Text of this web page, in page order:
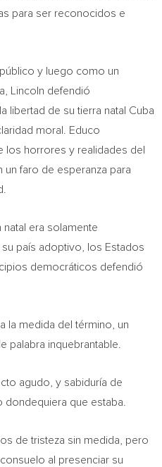
para ser reconocidos e
y luego como un
Lincoln defendió
libertad de su tierra natal Cuba
moral. Educo
los horrores y realidades del
faro de esperanza para
era solamente
país adoptivo, los Estados
democráticos defendió
la medida del término, un
palabra inquebrantable.
agudo, y sabiduría de
que estaba.
de tristeza sin medida, pero
al presenciar su